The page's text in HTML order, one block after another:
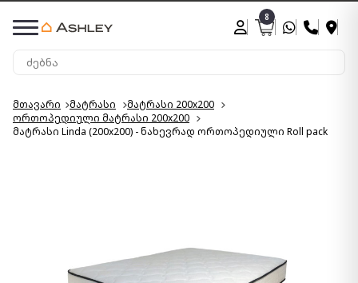
8
მთავარი მატრასი
მატრასი 200x200
ორთოპედიული მატრასი 200x200
მატრასი Linda (200x200) - ნახევრად ორთოპედიული Roll pack